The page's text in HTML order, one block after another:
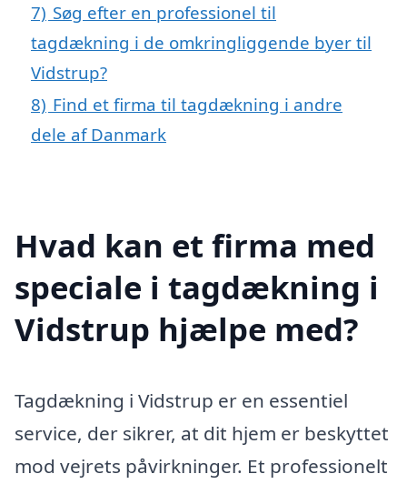
7) Søg efter en professionel til
tagdækning i de omkringliggende byer til
Vidstrup?
8) Find et firma til tagdækning i andre
dele af Danmark
Hvad kan et firma med
speciale i tagdækning i
Vidstrup hjælpe med?
Tagdækning i Vidstrup er en essentiel
service, der sikrer, at dit hjem er beskyttet
mod vejrets påvirkninger. Et professionelt